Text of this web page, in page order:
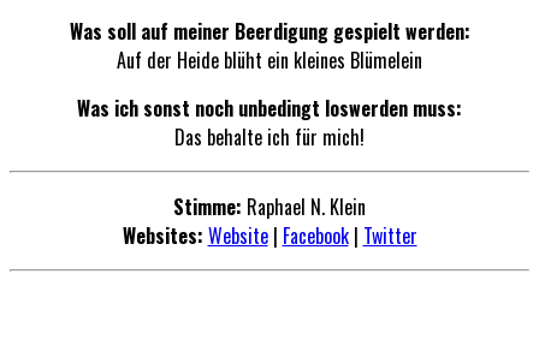
Was soll auf meiner Beerdigung gespielt werden:
Auf der Heide blüht ein kleines Blümelein
Was ich sonst noch unbedingt loswerden muss:
Das behalte ich für mich!
Stimme: Raphael N. Klein
Websites: Website| Facebook| Twitter